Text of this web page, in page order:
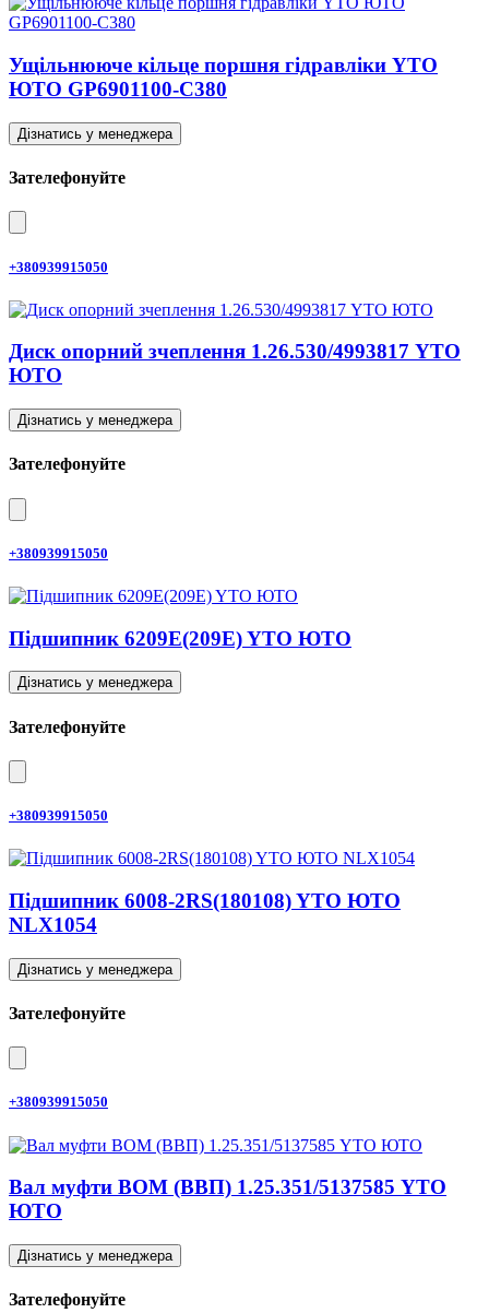
Ущільнююче кільце поршня гідравліки YTO
ЮТО GP6901100-C380
Дізнатись у менеджера
Зателефонуйте
+380939915050
Диск опорний зчеплення 1.26.530/4993817 YTO
ЮТО
Дізнатись у менеджера
Зателефонуйте
+380939915050
Підшипник 6209E(209E) YTO ЮТО
Дізнатись у менеджера
Зателефонуйте
+380939915050
Підшипник 6008-2RS(180108) YTO ЮТО
NLX1054
Дізнатись у менеджера
Зателефонуйте
+380939915050
Вал муфти ВОМ (ВВП) 1.25.351/5137585 YTO
ЮТО
Дізнатись у менеджера
Зателефонуйте